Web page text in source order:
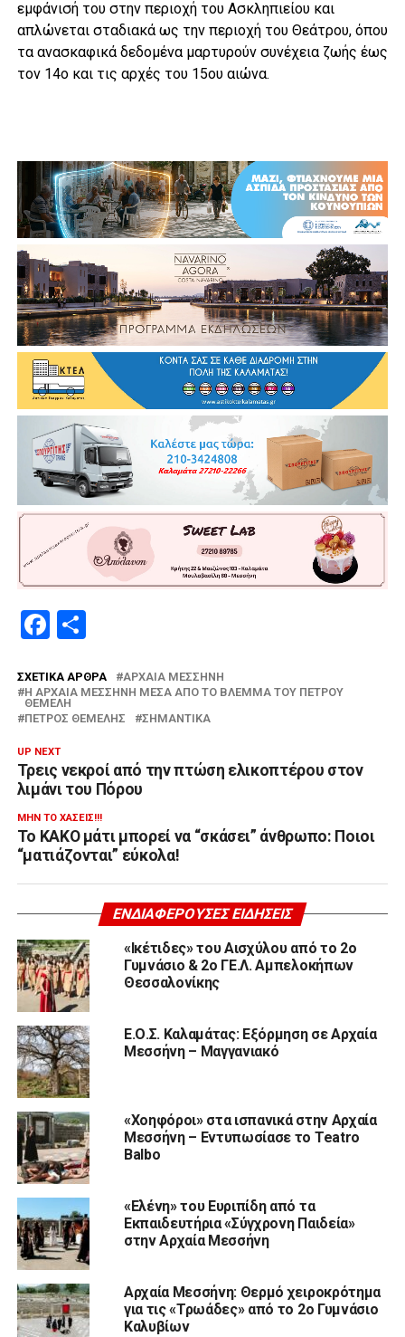
εμφάνισή του στην περιοχή του Ασκληπιείου και
απλώνεται σταδιακά ως την περιοχή του Θεάτρου, όπου
τα ανασκαφικά δεδομένα μαρτυρούν συνέχεια ζωής έως
τον 14ο και τις αρχές του 15ου αιώνα.
Facebook
Μοιραστείτε
ΣΧΕΤΙΚΆ ΆΡΘΡΑ
ΑΡΧΑΊΑ ΜΕΣΣΉΝΗ
Η ΑΡΧΑΊΑ ΜΕΣΣΉΝΗ ΜΈΣΑ ΑΠΌ ΤΟ ΒΛΈΜΜΑ ΤΟΥ ΠΈΤΡΟΥ
ΘΈΜΕΛΗ
ΠΈΤΡΟΣ ΘΈΜΕΛΗΣ
ΣΗΜΑΝΤΙΚΑ
UP NEXT
Τρεις νεκροί από την πτώση ελικοπτέρου στον
λιμάνι του Πόρου
ΜΗΝ ΤΟ ΧΆΣΕΙΣ!!!
Το ΚΑΚΟ μάτι μπορεί να “σκάσει” άνθρωπο: Ποιοι
“ματιάζονται” εύκολα!
ΕΝΔΙΑΦΈΡΟΥΣΕΣ ΕΙΔΉΣΕΙΣ
«Ικέτιδες» του Αισχύλου από το 2ο
Γυμνάσιο & 2ο ΓΕ.Λ. Αμπελοκήπων
Θεσσαλονίκης
Ε.Ο.Σ. Καλαμάτας: Εξόρμηση σε Αρχαία
Μεσσήνη – Μαγγανιακό
«Χοηφόροι» στα ισπανικά στην Αρχαία
Μεσσήνη – Εντυπωσίασε το Teatro
Balbo
«Ελένη» του Ευριπίδη από τα
Εκπαιδευτήρια «Σύγχρονη Παιδεία»
στην Αρχαία Μεσσήνη
Αρχαία Μεσσήνη: Θερμό χειροκρότημα
για τις «Τρωάδες» από το 2ο Γυμνάσιο
Καλυβίων